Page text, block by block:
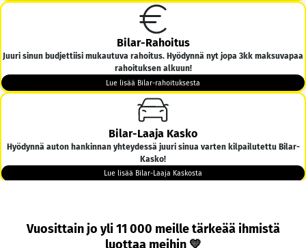
Bilar-Rahoitus
Juuri sinun budjettiisi mukautuva rahoitus. Hyödynnä nyt jopa 3kk maksuvapaa
rahoituksen alkuun!
Lue lisää Bilar-rahoituksesta
Bilar-Laaja Kasko
Hyödynnä auton hankinnan yhteydessä juuri sinua varten kilpailutettu Bilar-
Kasko!
Lue lisää Bilar-Laaja Kaskosta
Bilar-Kotiintoimitus
Tarjoamme ilmaisen kotiintoimituksen kaikkiin yli 6000€ hintaisiin autoihin
Vuosittain jo yli 11 000 meille tärkeää ihmistä
luottaa meihin 💛